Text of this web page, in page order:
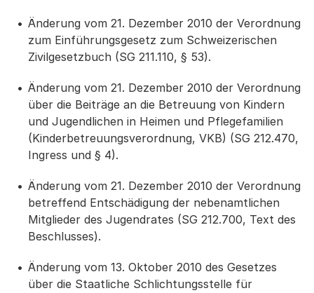
Änderung vom 21. Dezember 2010 der Verordnung
zum Einführungsgesetz zum Schweizerischen
Zivilgesetzbuch (SG 211.110, § 53).
Änderung vom 21. Dezember 2010 der Verordnung
über die Beiträge an die Betreuung von Kindern
und Jugendlichen in Heimen und Pflegefamilien
(Kinderbetreuungsverordnung, VKB) (SG 212.470,
Ingress und § 4).
Änderung vom 21. Dezember 2010 der Verordnung
betreffend Entschädigung der nebenamtlichen
Mitglieder des Jugendrates (SG 212.700, Text des
Beschlusses).
Änderung vom 13. Oktober 2010 des Gesetzes
über die Staatliche Schlichtungsstelle für